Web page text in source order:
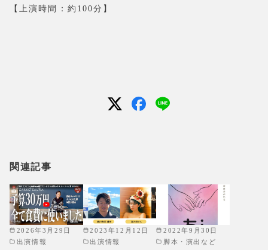
【上演時間：約100分】
関連記事
2026年3月29日
出演情報
2023年12月12日
出演情報
2022年9月30日
脚本・演出など